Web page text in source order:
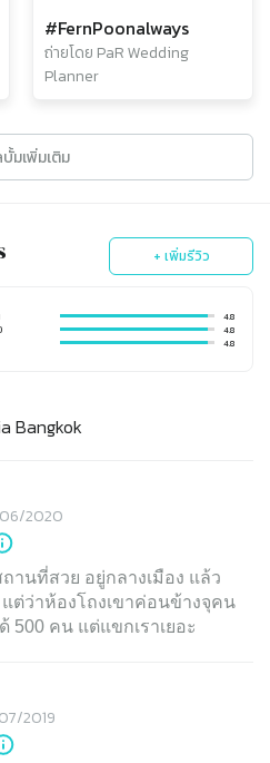
#FernPoonalways
ถ่ายโดย PaR Wedding
Planner
มเพิ่มเติม
+ เพิ่มรีวิว
4.8
4.8
4.8
Bangkok
06/2020
านที่สวย อยู่กลางเมือง แล้ว
ต่ว่าห้องโถงเขาค่อนข้างจุคน
500 คน แต่แขกเราเยอะ
2019